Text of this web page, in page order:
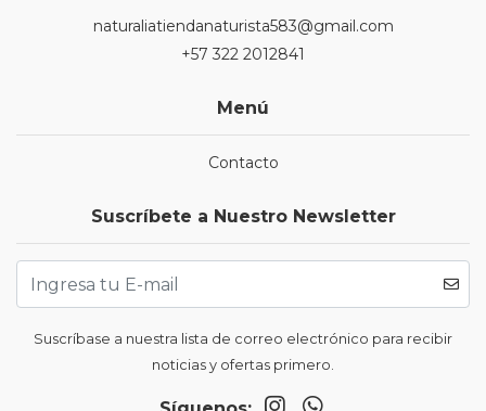
naturaliatiendanaturista583@gmail.com
+57 322 2012841
Menú
Contacto
Suscríbete a Nuestro Newsletter
Suscríbase a nuestra lista de correo electrónico para recibir
noticias y ofertas primero.